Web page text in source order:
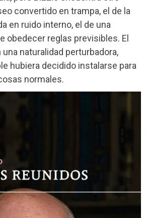
convertido en trampa, el de la
en ruido interno, el de una
obedecer reglas previsibles. El
naturalidad perturbadora,
hubiera decidido instalarse para
normales.